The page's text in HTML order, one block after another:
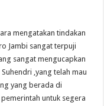
mengatakan tindakan
Jambi sangat terpuji
sangat mengucapkan
,yang telah mau
yang berada di
untuk segera